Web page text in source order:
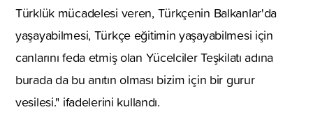
Türklük mücadelesi veren, Türkçenin Balkanlar'da
yaşayabilmesi, Türkçe eğitimin yaşayabilmesi için
canlarını feda etmiş olan Yücelciler Teşkilatı adına
burada da bu anıtın olması bizim için bir gurur
vesilesi." ifadelerini kullandı.